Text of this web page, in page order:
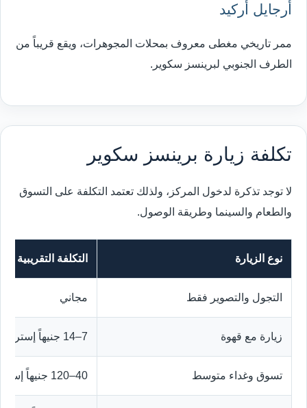
أرجايل أركيد
ممر تاريخي مغطى معروف بمحلات المجوهرات، ويقع قريباً من
الطرف الجنوبي لبرينسز سكوير.
تكلفة زيارة برينسز سكوير
لا توجد تذكرة لدخول المركز، ولذلك تعتمد التكلفة على التسوق
والطعام والسينما وطريقة الوصول.
نوع الزيارة التكلفة التقريبية
التجول والتصوير فقط مجاني
زيارة مع قهوة 7–14 جنيهاً إسترلينياً
تسوق وغداء متوسط 40–120 جنيهاً إسترلينياً